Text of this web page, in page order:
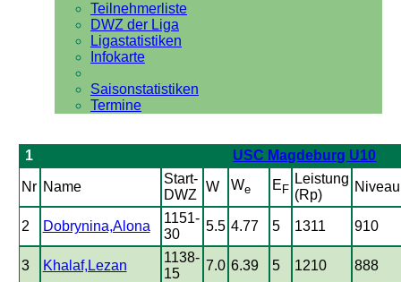
Teilnehmerliste
DWZ der Liga
Ligastatistiken
Infokarte
Saisonstatistiken
Termine
1 USC Magdeburg U10
Nr Name
Start-
DWZ
W We E F
Leistung
(Rp)
Niveau
2 Dobrynina,Alona
1151-
30
5.5 4.77 5 1311 910
3 Khalaf,Lezan
1138-
15
7.0 6.39 5 1210 888